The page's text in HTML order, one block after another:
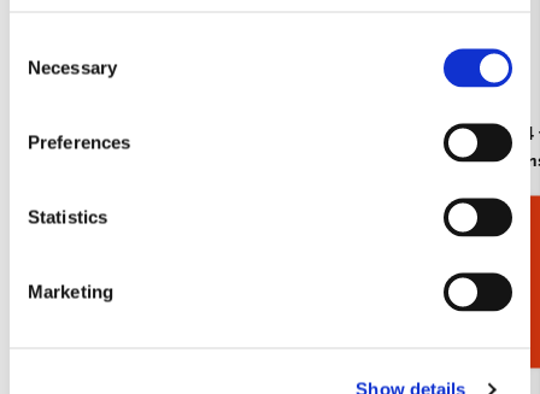
Selection
Necessary
Preferences
Statistics
Marketing
Show details
Lipstick doos: Water Lilies, Claude Monet
L-mapje A4
Monet,
€ 3,50
Cadeaukiezer